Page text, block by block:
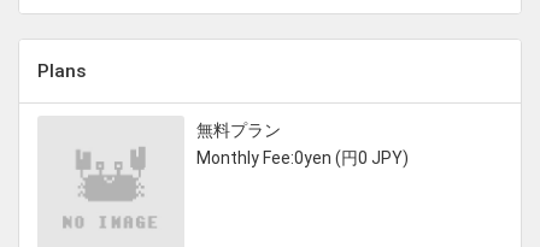
Plans
無料プラン
Monthly Fee:0yen (円0 JPY)